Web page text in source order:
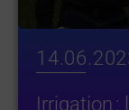
Irrigation :